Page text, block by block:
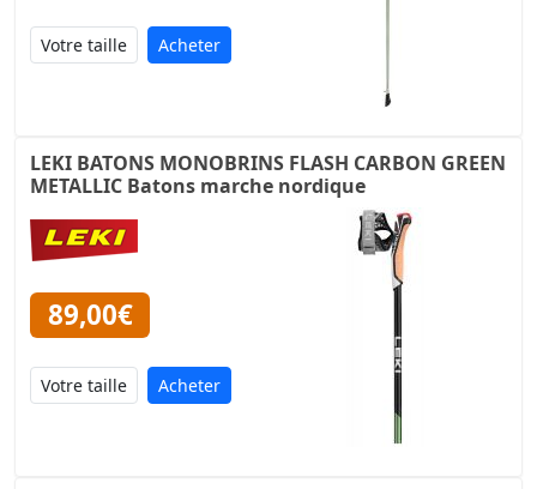
Acheter
LEKI BATONS MONOBRINS FLASH CARBON GREEN
METALLIC Batons marche nordique
89,00€
Acheter